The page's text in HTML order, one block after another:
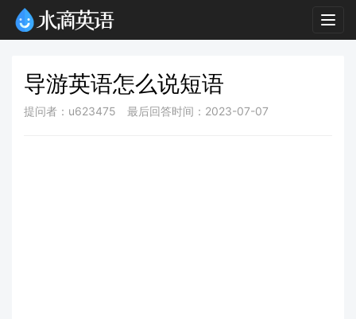
导游英语怎么说短语
提问者：u623475 最后回答时间：2023-07-07